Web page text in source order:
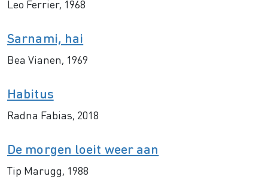
Leo Ferrier, 1968
Sarnami, hai
Bea Vianen, 1969
Habitus
Radna Fabias, 2018
De morgen loeit weer aan
Tip Marugg, 1988